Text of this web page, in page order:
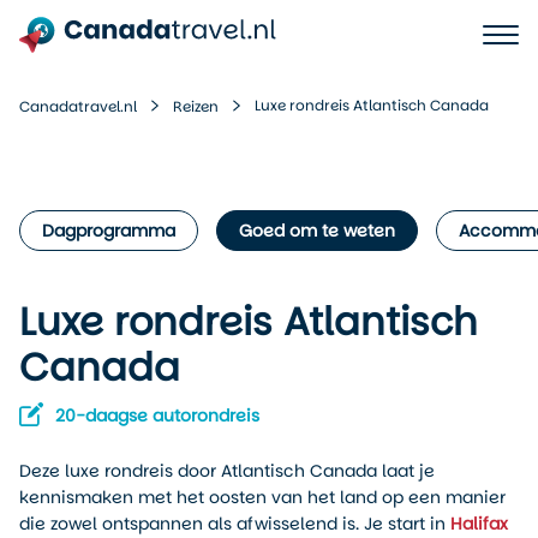
Canadatravel.nl Reizen Luxe rondreis Atlantisch Canada
Dagprogramma Goed om te weten
Luxe rondreis Atlantisch
Canada
20-daagse autorondreis
Deze luxe rondreis door Atlantisch Canada laat je
kennismaken met het oosten van het land op een manier
die zowel ontspannen als afwisselend is. Je start in Halifax